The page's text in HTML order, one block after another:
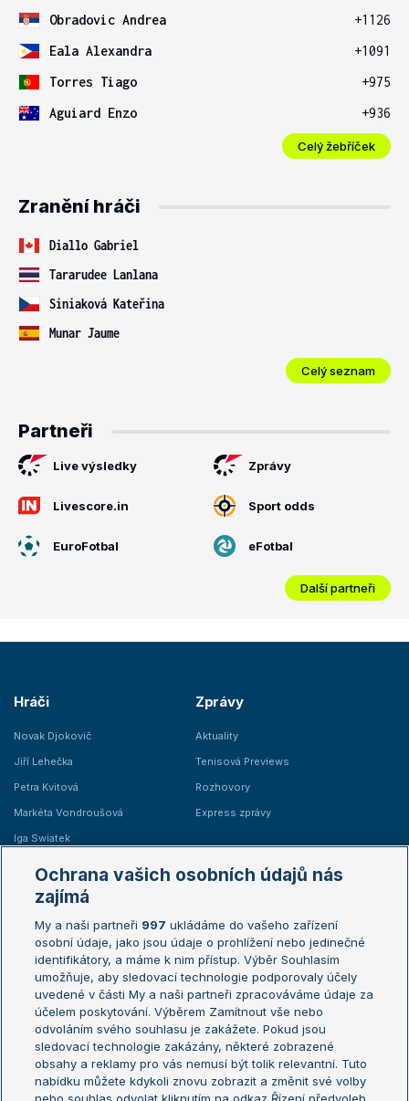
Obradovic Andrea
+1126
Eala Alexandra
+1091
Torres Tiago
+975
Aguiard Enzo
+936
Celý žebříček
Zranění hráči
Diallo Gabriel
Tararudee Lanlana
Siniaková Kateřina
Munar Jaume
Celý seznam
Partneři
Live výsledky Zprávy
Livescore.in Sport odds
EuroFotbal eFotbal
Další partneři
Hráči
Novak Djokovič
Jiří Lehečka
Petra Kvitová
Markéta Vondroušová
Iga Swiatek
Zprávy
Aktuality
Tenisová Previews
Rozhovory
Express zprávy
Žebříčky
Žebříček ATP (muži)
Žebříček WTA (ženy)
Sázkařský žebříček
Australian Open
French Open
Wimbledon
US Open
Turnaj mistrů
Turnaj mistryň
Aktualní trendy
Ochrana vašich osobních údajů nás
zajímá
My a naši partneři 997 ukládáme do vašeho zařízení
osobní údaje, jako jsou údaje o prohlížení nebo jedinečné
identifikátory, a máme k nim přístup. Výběr Souhlasím
umožňuje, aby sledovací technologie podporovaly účely
uvedené v části My a naši partneři zpracováváme údaje za
účelem poskytování. Výběrem Zamítnout vše nebo
odvoláním svého souhlasu je zakážete. Pokud jsou
sledovací technologie zakázány, některé zobrazené
obsahy a reklamy pro vás nemusí být tolik relevantní. Tuto
nabídku můžete kdykoli znovu zobrazit a změnit své volby